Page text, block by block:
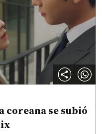
coreana se subió